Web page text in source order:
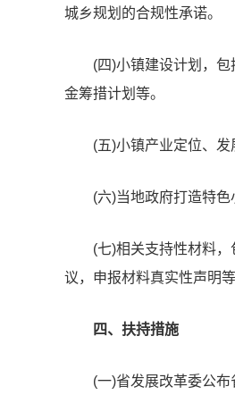
城乡规划的合规性承诺。
(四)小镇建设计划，
金筹措计划等。
(五)小镇产业定位、
(六)当地政府打造特
(七)相关支持性材料
议，申报材料真实性声明等
四、扶持措施
(一)省发展改革委公